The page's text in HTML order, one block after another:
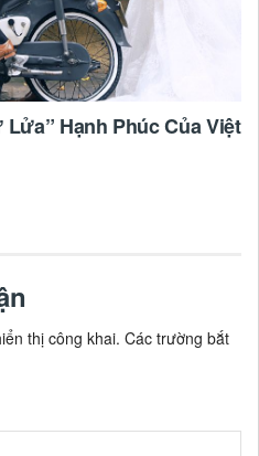
Hạnh Phúc Của Việt
thị công khai. Các trường bắt